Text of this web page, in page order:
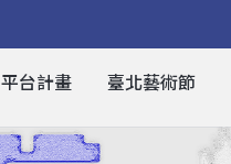
平台計畫 臺北藝術節